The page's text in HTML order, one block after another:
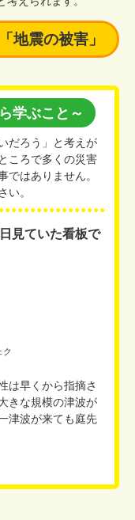
地震の被害」
学ぶこと～
だろう」と考えが
ころで多くの災害
ではありません。
い。
見ていた看板で
ク
は早くから指摘さ
きな規模の津波が
津波が来ても庭先